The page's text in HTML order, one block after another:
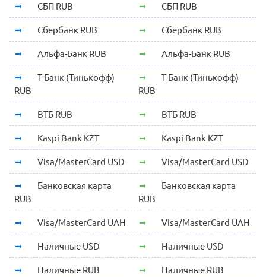
СБП RUB СБП RUB
Сбербанк RUB Сбербанк RUB
Альфа-Банк RUB Альфа-Банк RUB
Т-Банк (Тинькофф)
RUB
Т-Банк (Тинькофф)
RUB
ВТБ RUB ВТБ RUB
Kaspi Bank KZT Kaspi Bank KZT
Visa/MasterCard USD Visa/MasterCard USD
Банковская карта
RUB
Банковская карта
RUB
Visa/MasterCard UAH Visa/MasterCard UAH
Наличные USD Наличные USD
Наличные RUB Наличные RUB